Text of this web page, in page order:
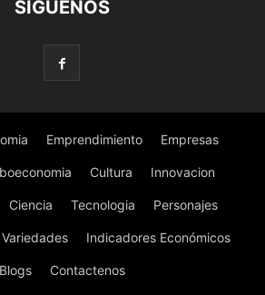
SÍGUENOS
Emprendimiento Empresas
Cultura Innovacion
Ciencia Tecnologia Personajes
Variedades Indicadores Económicos
Blogs Contactenos